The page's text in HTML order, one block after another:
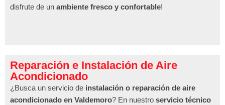
disfrute de un ambiente fresco y confortable!
Reparación e Instalación de Aire
Acondicionado
¿Busca un servicio de instalación o reparación de aire
acondicionado en Valdemoro? En nuestro servicio técnico